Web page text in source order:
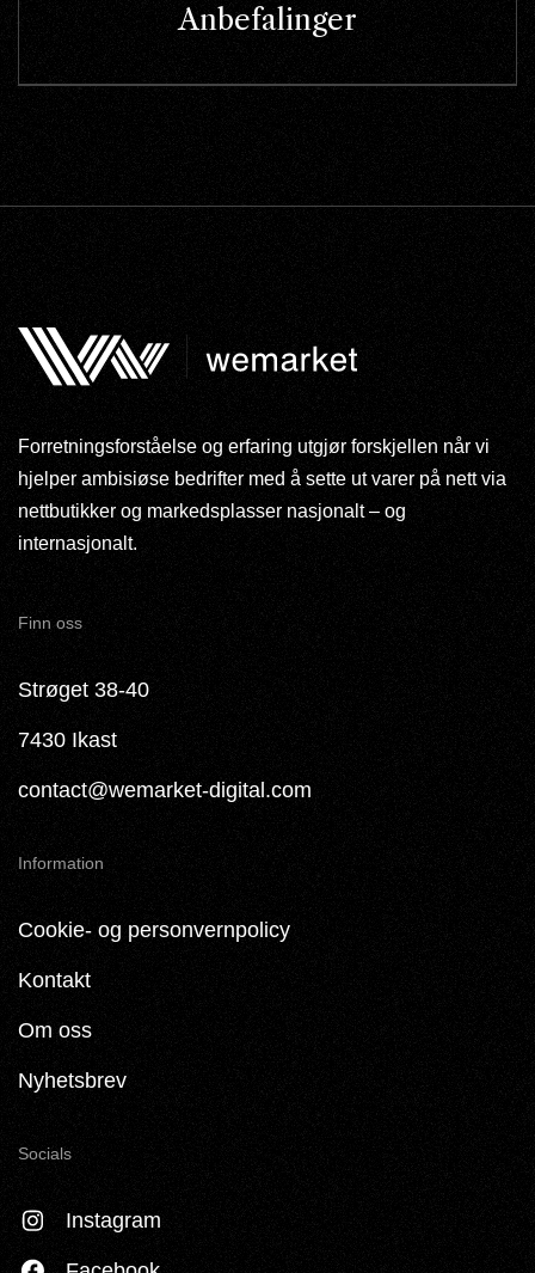
Anbefalinger
Forretningsforståelse og erfaring utgjør forskjellen når vi
hjelper ambisiøse bedrifter med å sette ut varer på nett via
nettbutikker og markedsplasser nasjonalt – og
internasjonalt.
Finn oss
Strøget 38-40
7430 Ikast
contact@wemarket-digital.com
Information
Cookie- og personvernpolicy
Kontakt
Om oss
Nyhetsbrev
Socials
Instagram